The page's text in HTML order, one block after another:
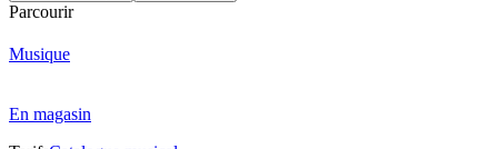
Parcourir
Musique
En magasin